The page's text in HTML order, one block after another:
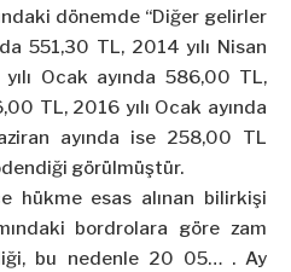
dönemde “Diğer gelirler
551,30 TL, 2014 yılı Nisan
Ocak ayında 586,00 TL,
TL, 2016 yılı Ocak ayında
ayında ise 258,00 TL
görülmüştür.
hükme esas alınan bilirkişi
bordrolara göre zam
bu nedenle 20 05… . Ay